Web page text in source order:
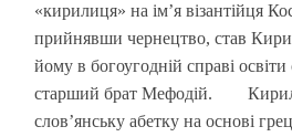
«кирилиця» на ім’я візантійця
прийнявши чернецтво, став
йому в богоугодній справі
старший брат Мефодій.
слов’янську абетку на основі